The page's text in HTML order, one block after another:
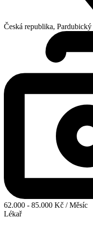
Česká republika,
62.000 - 85.000 Kč / Měsíc
Lékař